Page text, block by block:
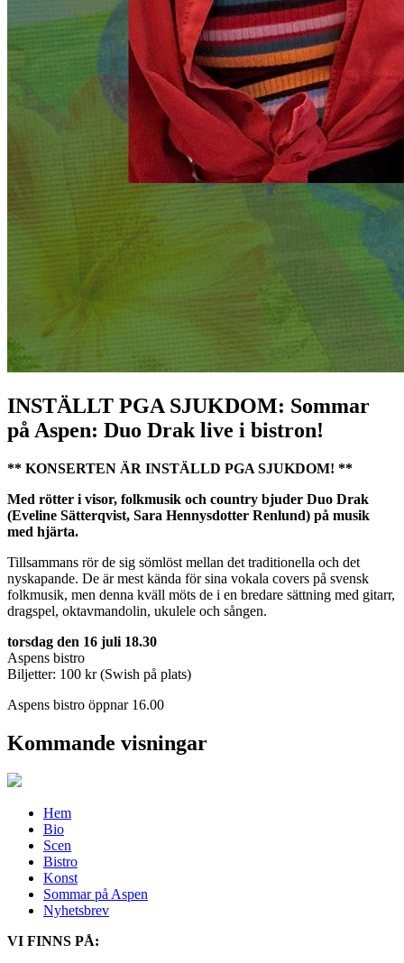
INSTÄLLT PGA SJUKDOM: Sommar
på Aspen: Duo Drak live i bistron!
** KONSERTEN ÄR INSTÄLLD PGA SJUKDOM! **
Med rötter i visor, folkmusik och country bjuder Duo Drak
(Eveline Sätterqvist, Sara Hennysdotter Renlund) på musik
med hjärta.
Tillsammans rör de sig sömlöst mellan det traditionella och det
nyskapande. De är mest kända för sina vokala covers på svensk
folkmusik, men denna kväll möts de i en bredare sättning med gitarr,
dragspel, oktavmandolin, ukulele och sången.
torsdag den 16 juli 18.30
Aspens bistro
Biljetter: 100 kr (Swish på plats)
Aspens bistro öppnar 16.00
Kommande visningar
Hem
Bio
Scen
Bistro
Konst
Sommar på Aspen
Nyhetsbrev
VI FINNS PÅ: